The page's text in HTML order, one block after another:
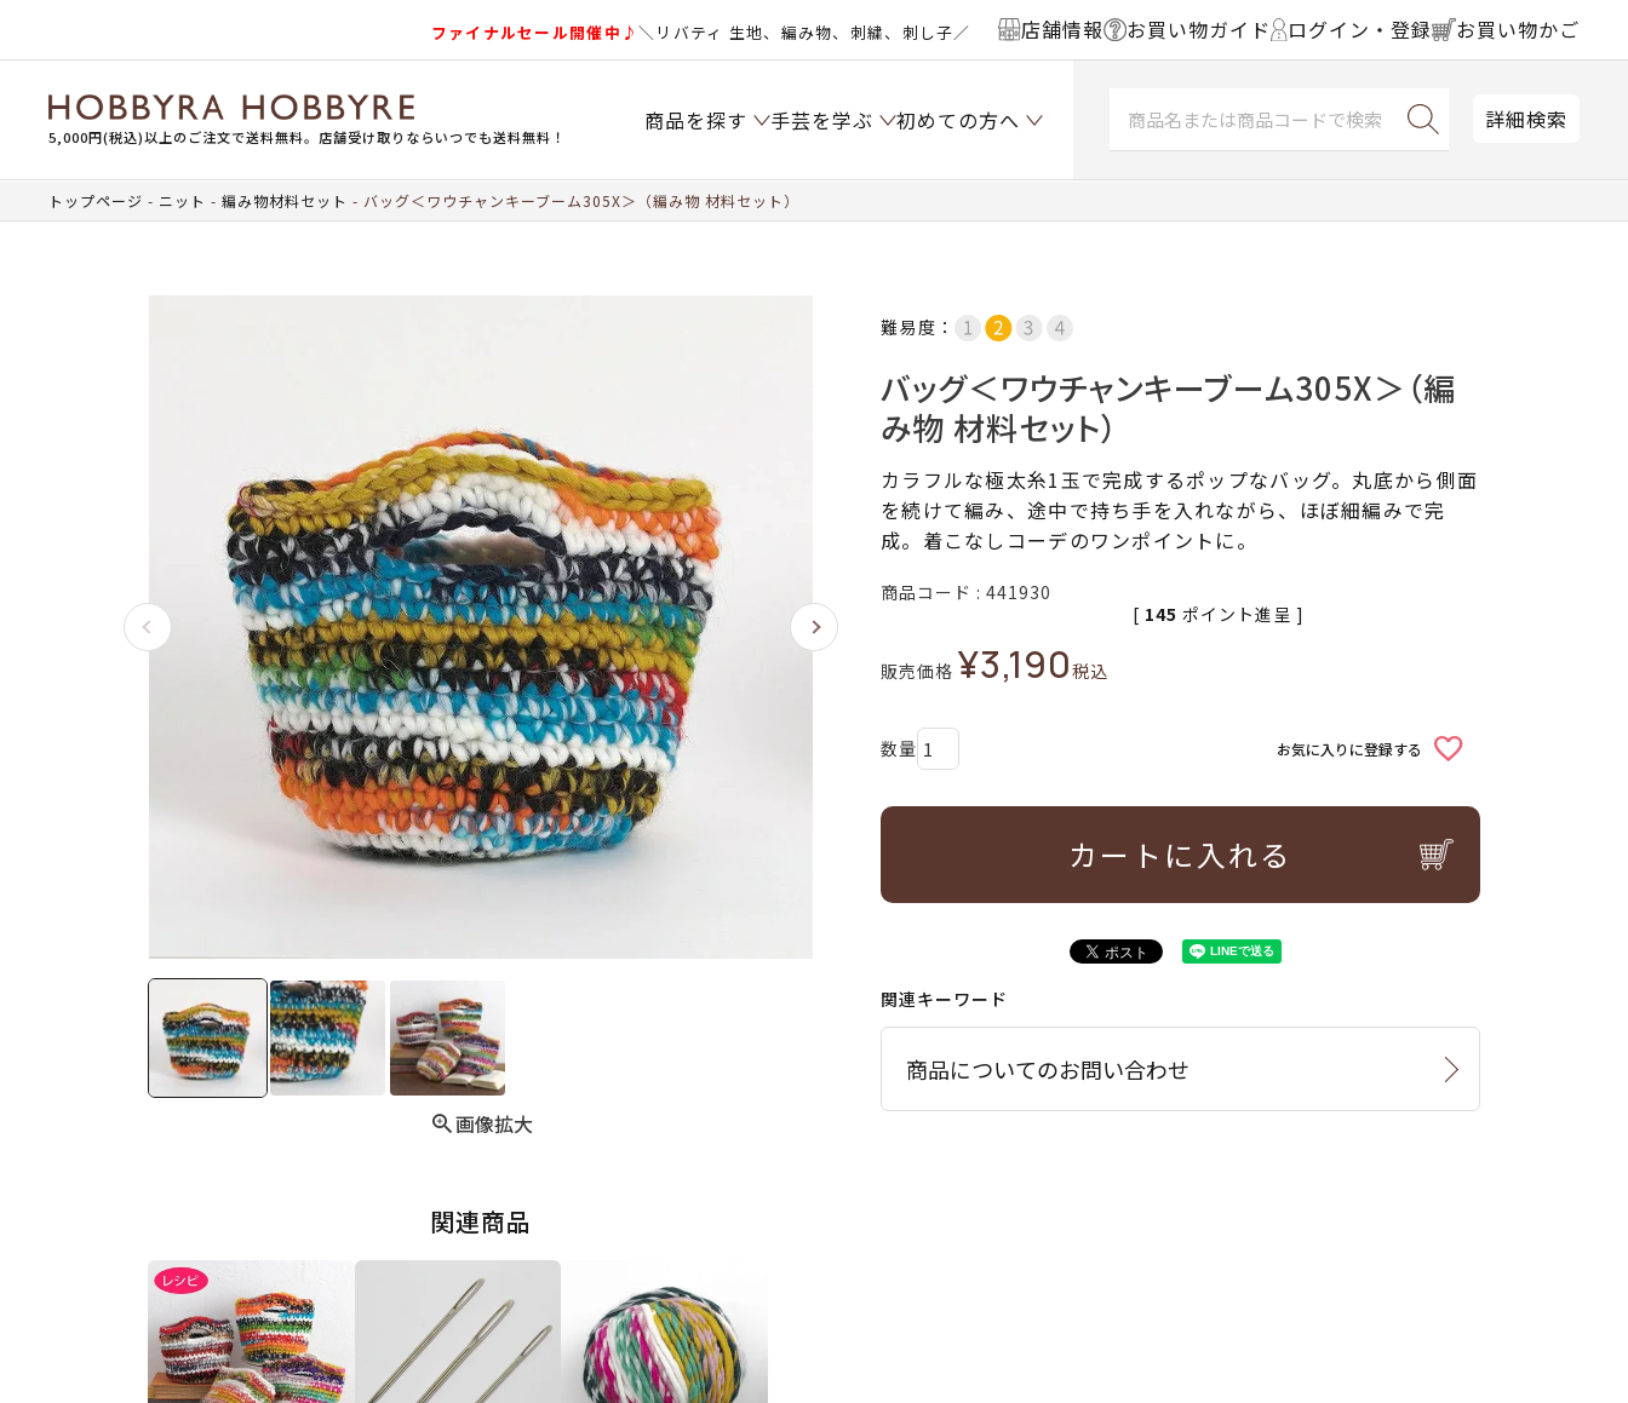
ファイナルセール開催中♪＼リバティ 生地、編み物、刺繍、刺し子／ 店舗情報 お買い物ガイド ログイン・登録 お買い物かご
5,000円(税込)以上のご注文で送料無料。店舗受け取りならいつでも送料無料！
商品を探す 手芸を学ぶ 初めての方へ 詳細検索
トップページ ニット 編み物材料セット バッグ＜ワウチャンキーブーム305X＞（編み物 材料セット）
画像拡大
関連商品
難易度：
バッグ＜ワウチャンキーブーム305X＞（編
み物 材料セット）
カラフルな極太糸1玉で完成するポップなバッグ。丸底から側面
を続けて編み、途中で持ち手を入れながら、ほぼ細編みで完
成。着こなしコーデのワンポイントに。
商品コード 441930
販売価格 ¥3,190税込
[ 145 ポイント進呈 ]
お気に入りに登録する
カートに入れる
関連キーワード
商品についてのお問い合わせ